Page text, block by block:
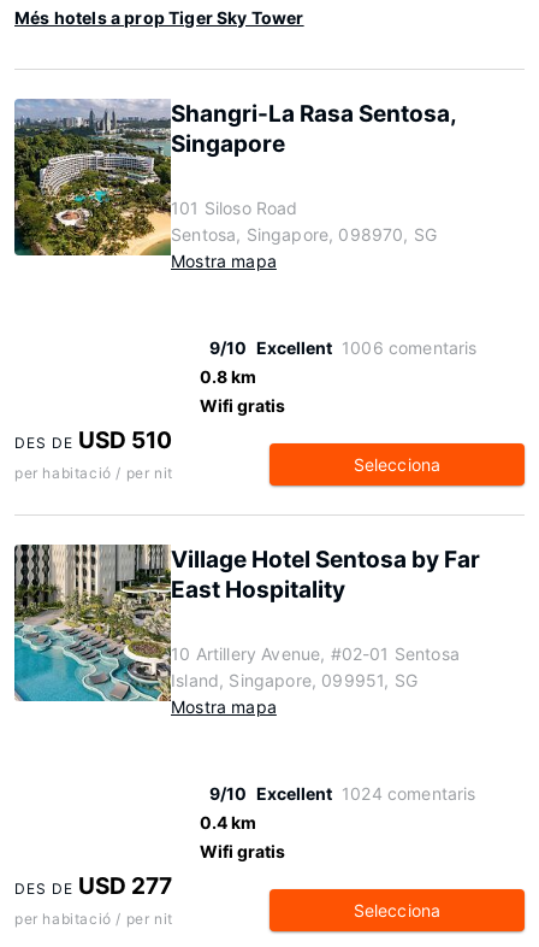
Més hotels a prop Tiger Sky Tower
Shangri-La Rasa Sentosa,
Singapore
101 Siloso Road
Sentosa, Singapore, 098970, SG
Mostra mapa
9/10 Excellent 1006 comentaris
0.8 km
Wifi gratis
DES DE USD 510
per habitació / per nit Selecciona
Village Hotel Sentosa by Far
East Hospitality
10 Artillery Avenue, #02-01 Sentosa
Island, Singapore, 099951, SG
Mostra mapa
9/10 Excellent 1024 comentaris
0.4 km
Wifi gratis
DES DE USD 277
per habitació / per nit Selecciona